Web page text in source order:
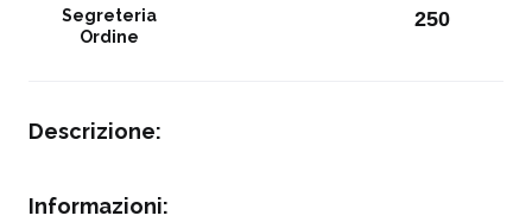
Segreteria
Ordine
250
Descrizione:
Informazioni: